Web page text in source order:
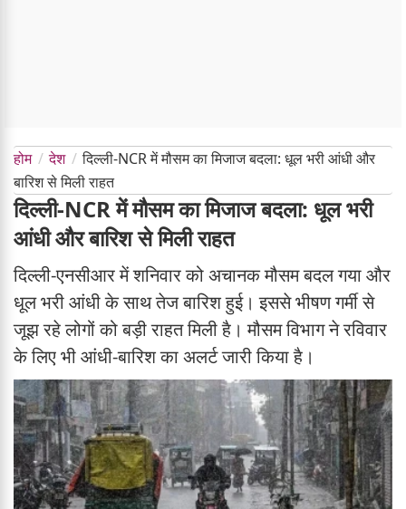
होम देश
दिल्ली-NCR में मौसम का मिजाज बदला: धूल भरी आंधी और
बारिश से मिली राहत
दिल्ली-NCR में मौसम का मिजाज बदला: धूल भरी
आंधी और बारिश से मिली राहत
दिल्ली-एनसीआर में शनिवार को अचानक मौसम बदल गया और
धूल भरी आंधी के साथ तेज बारिश हुई। इससे भीषण गर्मी से
जूझ रहे लोगों को बड़ी राहत मिली है। मौसम विभाग ने रविवार
के लिए भी आंधी-बारिश का अलर्ट जारी किया है।